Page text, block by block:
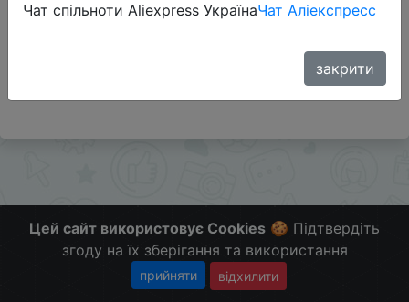
Додаткова інформація відсутня.
Слідкуйте за знижками на мобільному, в телеграм
Цей сайт використовує Cookies 🍪 Підтвердіть
згоду на їх зберігання та використання
прийняти відхилити
Чат спільноти Aliexpress УкраїнаЧат Аліекспресс
закрити